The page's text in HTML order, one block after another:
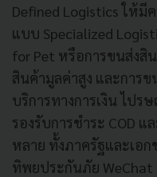
Defined Logistics ให้มี
แบบ Specialized
for Pet หรือการขนส่งสิ
สินค้ามูลค่าสูง และการ
บริการทางการเงิน ไป
รองรับการชำระ COD
หลาย ทั้งภาครัฐและเอ
ทิพยประกันภัย WeChat